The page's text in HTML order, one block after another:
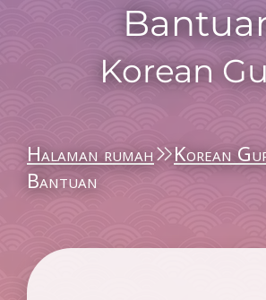
Korean
Halaman rumah
Korean
Bantuan